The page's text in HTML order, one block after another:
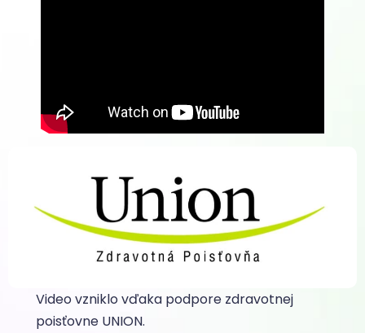
Video vzniklo vďaka podpore zdravotnej
poisťovne UNION.